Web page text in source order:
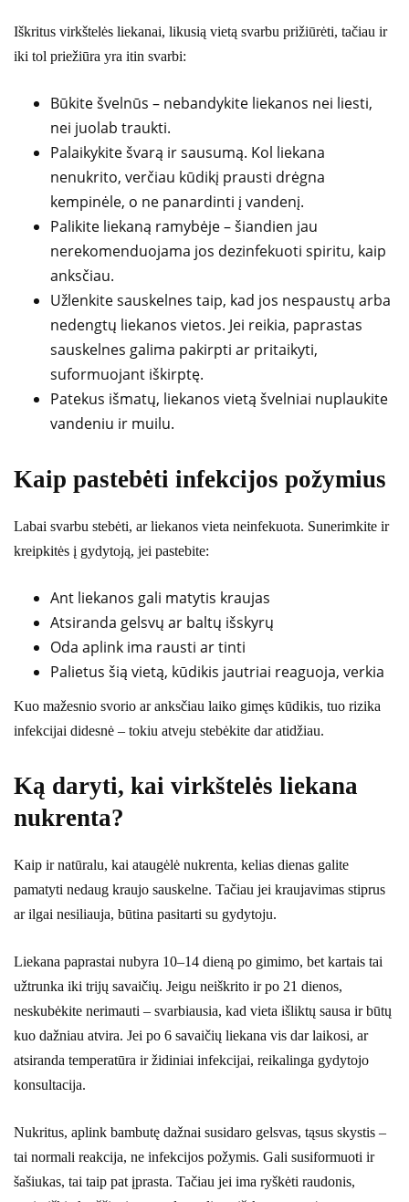
Iškritus virkštelės liekanai, likusią vietą svarbu prižiūrėti, tačiau ir
iki tol priežiūra yra itin svarbi:
Būkite švelnūs – nebandykite liekanos nei liesti,
nei juolab traukti.
Palaikykite švarą ir sausumą. Kol liekana
nenukrito, verčiau kūdikį prausti drėgna
kempinėle, o ne panardinti į vandenį.
Palikite liekaną ramybėje – šiandien jau
nerekomenduojama jos dezinfekuoti spiritu, kaip
anksčiau.
Užlenkite sauskelnes taip, kad jos nespaustų arba
nedengtų liekanos vietos. Jei reikia, paprastas
sauskelnes galima pakirpti ar pritaikyti,
suformuojant iškirptę.
Patekus išmatų, liekanos vietą švelniai nuplaukite
vandeniu ir muilu.
Kaip pastebėti infekcijos požymius
Labai svarbu stebėti, ar liekanos vieta neinfekuota. Sunerimkite ir
kreipkitės į gydytoją, jei pastebite:
Ant liekanos gali matytis kraujas
Atsiranda gelsvų ar baltų išskyrų
Oda aplink ima rausti ar tinti
Palietus šią vietą, kūdikis jautriai reaguoja, verkia
Kuo mažesnio svorio ar anksčiau laiko gimęs kūdikis, tuo rizika
infekcijai didesnė – tokiu atveju stebėkite dar atidžiau.
Ką daryti, kai virkštelės liekana
nukrenta?
Kaip ir natūralu, kai ataugėlė nukrenta, kelias dienas galite
pamatyti nedaug kraujo sauskelne. Tačiau jei kraujavimas stiprus
ar ilgai nesiliauja, būtina pasitarti su gydytoju.
Liekana paprastai nubyra 10–14 dieną po gimimo, bet kartais tai
užtrunka iki trijų savaičių. Jeigu neiškrito ir po 21 dienos,
neskubėkite nerimauti – svarbiausia, kad vieta išliktų sausa ir būtų
kuo dažniau atvira. Jei po 6 savaičių liekana vis dar laikosi, ar
atsiranda temperatūra ir židiniai infekcijai, reikalinga gydytojo
konsultacija.
Nukritus, aplink bambutę dažnai susidaro gelsvas, tąsus skystis –
tai normali reakcija, ne infekcijos požymis. Gali susiformuoti ir
šašiukas, tai taip pat įprasta. Tačiau jei ima ryškėti raudonis,